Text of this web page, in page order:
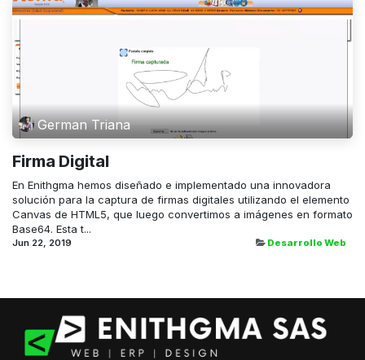
German Triana
Firma Digital
En Enithgma hemos diseñado e implementado una innovadora
solución para la captura de firmas digitales utilizando el elemento
Canvas de HTML5, que luego convertimos a imágenes en formato
Base64. Esta t...
Jun 22, 2019 Desarrollo Web